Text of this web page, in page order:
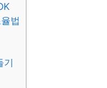
법
기